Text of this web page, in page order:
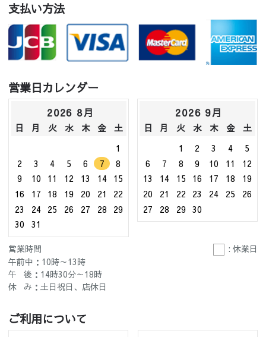
支払い方法
営業日カレンダー
2026 8月
日 月 火 水 木 金
土
1
2
3 4 5 6 7
8
9
10 11 12 13 14
15
16
17 18 19 20 21
22
23
24 25 26 27 28
29
30
31
2026 9月
日 月 火 水 木 金
土
1
2 3 4
5
6
7 8 9 10 11
12
13
14 15 16 17 18
19
20
21 22 23 24 25
26
27
28 29 30
営業時間
: 休業日
午前中：10時～13時
午 後：14時30分～18時
休 み：土日祝日、店休日
ご利用について